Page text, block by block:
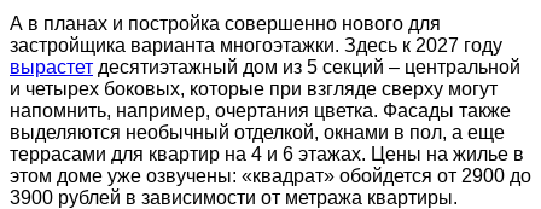
А в планах и постройка совершенно нового для
застройщика варианта многоэтажки. Здесь к 2027 году
вырастет десятиэтажный дом из 5 секций – центральной
и четырех боковых, которые при взгляде сверху могут
напомнить, например, очертания цветка. Фасады также
выделяются необычный отделкой, окнами в пол, а еще
террасами для квартир на 4 и 6 этажах. Цены на жилье в
этом доме уже озвучены: «квадрат» обойдется от 2900 до
3900 рублей в зависимости от метража квартиры.